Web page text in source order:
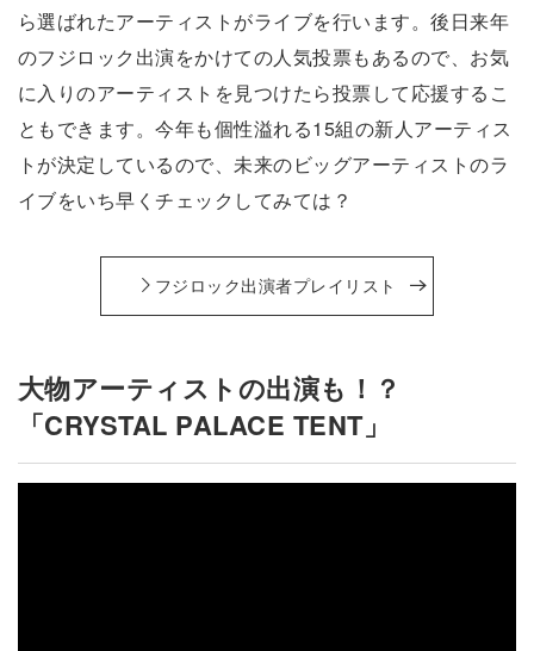
ら選ばれたアーティストがライブを行います。後日来年
のフジロック出演をかけての人気投票もあるので、お気
に入りのアーティストを見つけたら投票して応援するこ
ともできます。今年も個性溢れる15組の新人アーティス
トが決定しているので、未来のビッグアーティストのラ
イブをいち早くチェックしてみては？
フジロック出演者プレイリスト
大物アーティストの出演も！？
「CRYSTAL PALACE TENT」